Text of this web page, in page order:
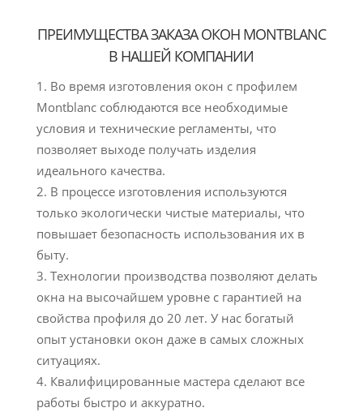
ПРЕИМУЩЕСТВА ЗАКАЗА ОКОН MONTBLANC
В НАШЕЙ КОМПАНИИ
Во время изготовления окон с профилем
Montblanc соблюдаются все необходимые
условия и технические регламенты, что
позволяет выходе получать изделия
идеального качества.
В процессе изготовления используются
только экологически чистые материалы, что
повышает безопасность использования их в
быту.
Технологии производства позволяют делать
окна на высочайшем уровне с гарантией на
свойства профиля до 20 лет. У нас богатый
опыт установки окон даже в самых сложных
ситуациях.
Квалифицированные мастера сделают все
работы быстро и аккуратно.